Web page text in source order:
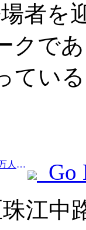
者を
クで
てい
Prev:深圳空港の今年の旅客数は300万人を超え、同期間の新記録を樹立した。
Go
江中